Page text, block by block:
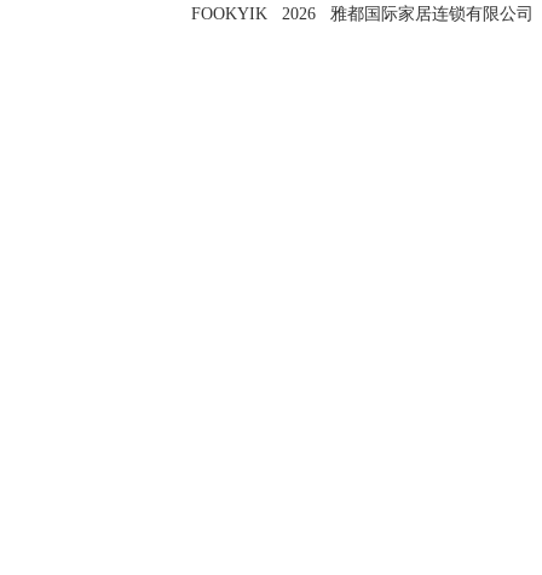
FOOKYIK 2026 雅都国际家居连锁有限公司